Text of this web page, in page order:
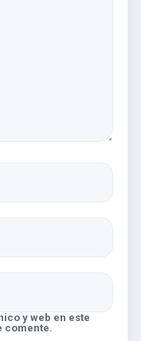
y web en este
comente.